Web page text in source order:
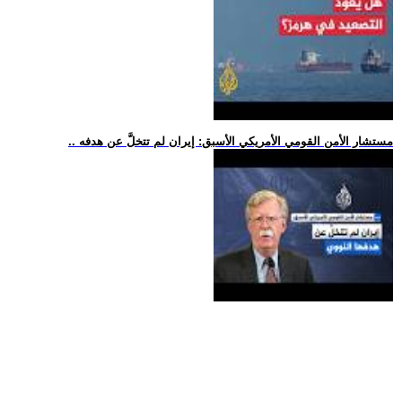
.. مستشار الأمن القومي الأمريكي الأسبق: إيران لم تتخلَّ عن هدفه